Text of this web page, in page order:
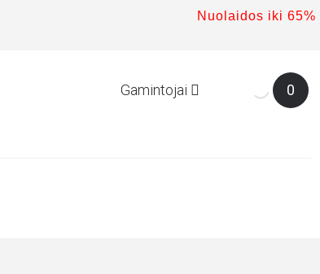
Nuolaidos iki 65%
Gamintojai 0